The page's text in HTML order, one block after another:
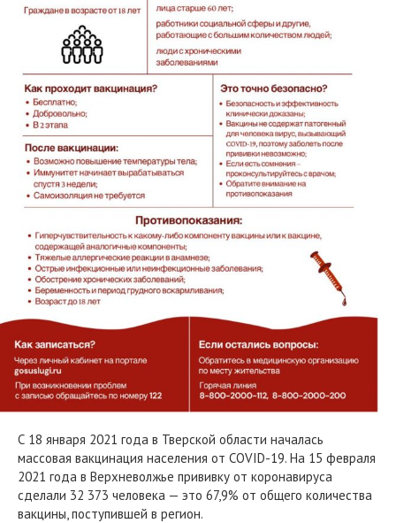
С 18 января 2021 года в Тверской области началась
массовая вакцинация населения от COVID-19. На 15 февраля
2021 года в Верхневолжье прививку от коронавируса
сделали 32 373 человека — это 67,9% от общего количества
вакцины, поступившей в регион.